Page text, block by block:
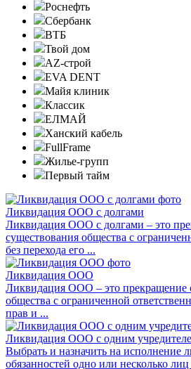
Роснефть
Сбербанк
ВТБ
Твой дом
AZ-строй
EVA DENT
Майя клиник
Классик
ЕЛМАЙ
Ханский кабель
FullFrame
Жилье-групп
Первый тайм
Ликвидация ООО с долгами
Ликвидация ООО с долгами – это
существования общества с
без перехода его ...
Ликвидация ООО
Ликвидация ООО – это прекращение
общества с ограниченной
прав и ...
Ликвидация ООО с одним
Выбрать и назначить на исполнение
обязанностей одно или несколько